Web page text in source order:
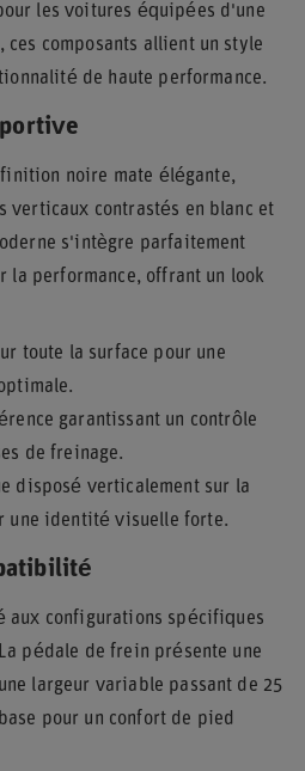
les voitures équipées d'une
composants allient un style
de haute performance.
noire mate élégante,
verticaux contrastés en blanc et
s'intègre parfaitement
la performance, offrant un look
toute la surface pour une
garantissant un contrôle
de freinage.
disposé verticalement sur la
une identité visuelle forte.
aux configurations spécifiques
pédale de frein présente une
largeur variable passant de 25
pour un confort de pied